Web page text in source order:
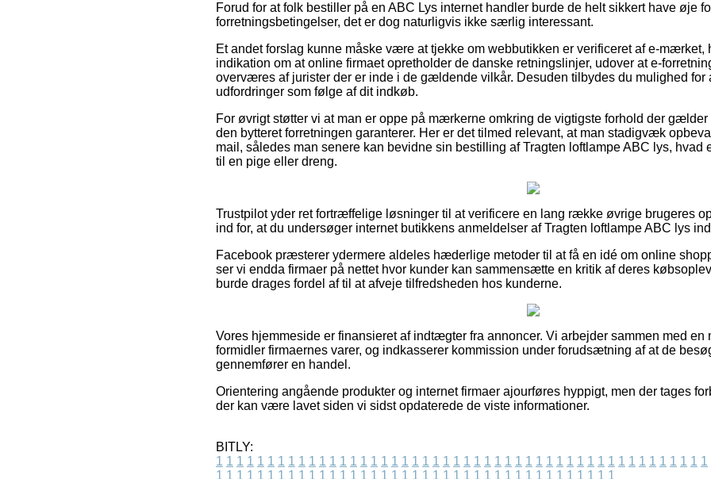
Forud for at folk bestiller på en ABC Lys internet handler burde de helt sikkert have øje
forretningsbetingelser, det er dog naturligvis ikke særlig interessant.
Et andet forslag kunne måske være at tjekke om webbutikken er verificeret af e-mærket,
indikation om at online firmaet opretholder de danske retningslinjer, udover at e-
overværes af jurister der er inde i de gældende vilkår. Desuden tilbydes du mulighed for
udfordringer som følge af dit indkøb.
For øvrigt støtter vi at man er oppe på mærkerne omkring de vigtigste forhold der gælder
den bytteret forretningen garanterer. Her er det tilmed relevant, at man stadigvæk
mail, således man senere kan bevidne sin bestilling af Tragten loftlampe ABC lys, hvad
til en pige eller dreng.
Trustpilot yder ret fortræffelige løsninger til at verificere en lang række øvrige brugeres
ind for, at du undersøger internet butikkens anmeldelser af Tragten loftlampe ABC lys
Facebook præsterer ydermere aldeles hæderlige metoder til at få en idé om online
ser vi endda firmaer på nettet hvor kunder kan sammensætte en kritik af deres
burde drages fordel af til at afveje tilfredsheden hos kunderne.
Vores hjemmeside er finansieret af indtægter fra annoncer. Vi arbejder sammen med en
formidler firmaernes varer, og indkasserer kommission under forudsætning af at de
gennemfører en handel.
Orientering angående produkter og internet firmaer ajourføres hyppigt, men der tages
der kan være lavet siden vi sidst opdaterede de viste informationer.
BITLY:
1 1 1 1 1 1 1 1 1 1 1 1 1 1 1 1 1 1 1 1 1 1 1 1 1 1 1 1 1 1 1 1 1 1 1 1 1 1 1 1 1 1 1 1 1 1 1 1
1 1 1 1 1 1 1 1 1 1 1 1 1 1 1 1 1 1 1 1 1 1 1 1 1 1 1 1 1 1 1 1 1 1 1 1 1 1 1